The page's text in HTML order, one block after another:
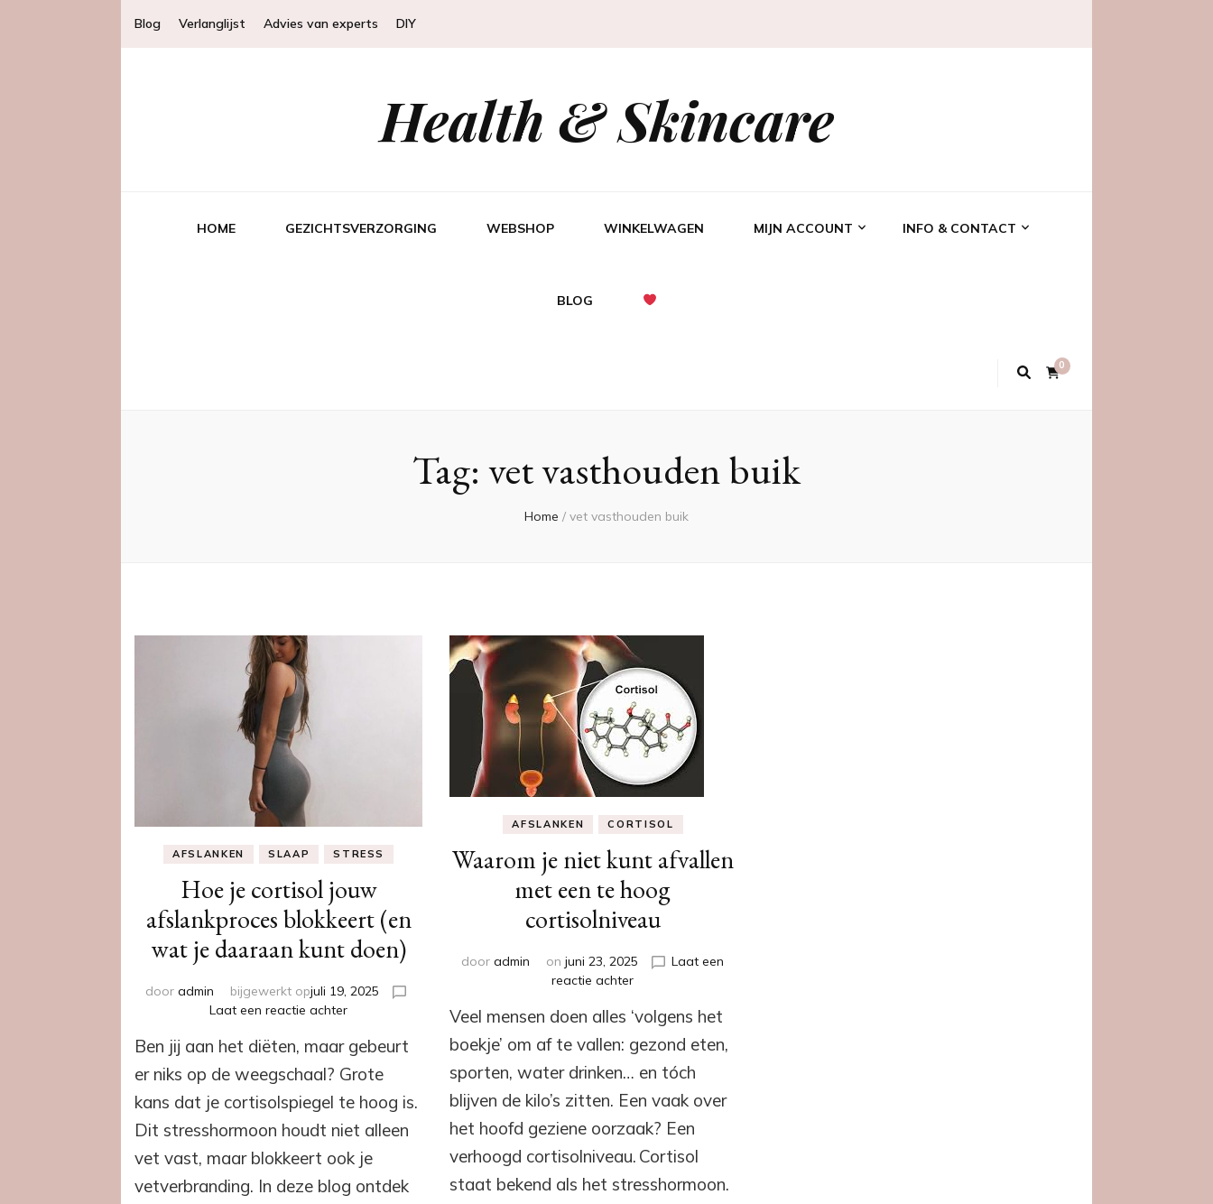
Blog Verlanglijst Advies van experts DIY
Health & Skincare
HOME GEZICHTSVERZORGING WEBSHOP WINKELWAGEN MIJN ACCOUNT INFO & CONTACT
BLOG
0
Tag: vet vasthouden buik
Home / vet vasthouden buik
AFSLANKEN SLAAP STRESS
Hoe je cortisol jouw
afslankproces blokkeert (en
wat je daaraan kunt doen)
door admin bijgewerkt opjuli 19, 2025
Laat een reactie achterop
je
cortisol
jouw
afslankproces
blokkeert
(en
wat
je
daaraan
Ben jij aan het diëten, maar gebeurt
er niks op de weegschaal? Grote
kans dat je cortisolspiegel te hoog is.
Dit stresshormoon houdt niet alleen
vet vast, maar blokkeert ook je
vetverbranding. In deze blog ontdek
AFSLANKEN CORTISOL
Waarom je niet kunt afvallen
met een te hoog
cortisolniveau
dooradmin onjuni 23, 2025
Laat een
reactie achterop
je
kunt
afvallen
een
te
hoog
Veel mensen doen alles ‘volgens het
boekje’ om af te vallen: gezond eten,
sporten, water drinken… en tóch
blijven de kilo’s zitten. Een vaak over
het hoofd geziene oorzaak? Een
verhoogd cortisolniveau. Cortisol
staat bekend als het stresshormoon.